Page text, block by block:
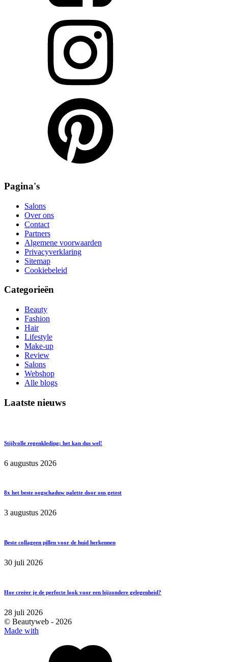
Pagina's
Salons
Over ons
Contact
Partners
Algemene voorwaarden
Privacyverklaring
Sitemap
Cookiebeleid
Categorieën
Beauty
Fashion
Hair
Lifestyle
Make-up
Review
Salons
Webshop
Alle blogs
Laatste nieuws
Stijlvolle regenkleding; het kan dus wel!
6 augustus 2026
8x het beste oogschaduw palette door ons getest
3 augustus 2026
Beste collageen pillen voor de huid herkennen
30 juli 2026
Hoe creëer je de perfecte look voor een bijzondere gelegenheid?
28 juli 2026
© Beautyweb - 2026
Made with